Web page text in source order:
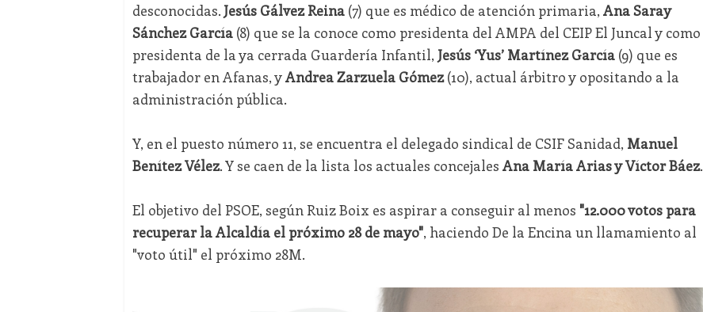
desconocidas. Jesús Gálvez Reina(7) que es médico de atención primaria, Ana Saray
Sánchez García(8) que se la conoce como presidenta del AMPA del CEIP El Juncal y como
presidenta de la ya cerrada Guardería Infantil, Jesús ‘Yus’ Martínez García(9) que es
trabajador en Afanas, yAndrea Zarzuela Gómez(10), actual árbitro y opositando a la
administración pública.
Y, en el puesto número 11, se encuentra el delegado sindical de CSIF Sanidad, Manuel
Benítez Vélez. Y se caen de la lista los actuales concejales Ana María Arias y Víctor Báez.
El objetivo del PSOE, según Ruiz Boix es aspirar a conseguir al menos "12.000 votos para
recuperar la Alcaldía el próximo 28 de mayo", haciendo De la Encina un llamamiento al
"voto útil" el próximo 28M.